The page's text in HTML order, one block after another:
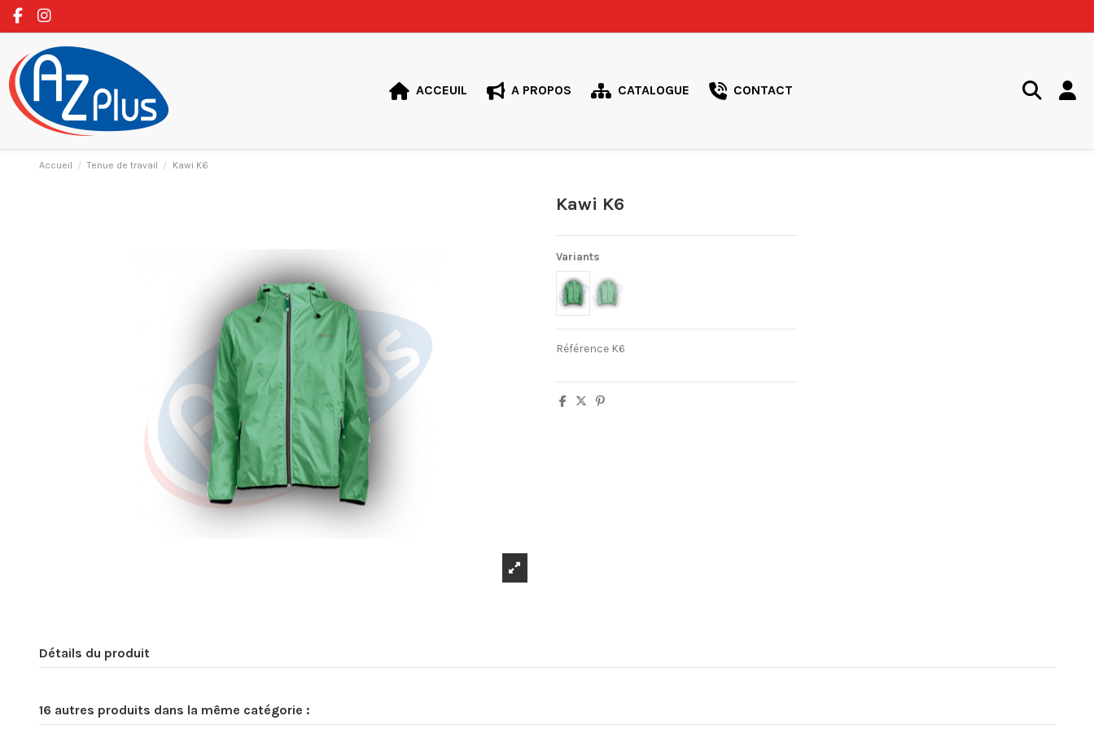
ACCEUIL A PROPOS CATALOGUE CONTACT
Accueil Tenue de travail Kawi K6
Kawi K6
Variants
Référence K6
Détails du produit
16 autres produits dans la même catégorie :